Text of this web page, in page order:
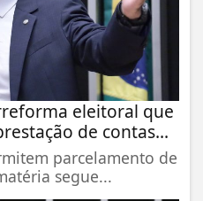
eleitoral que
de contas...
parcelamento de
segue...